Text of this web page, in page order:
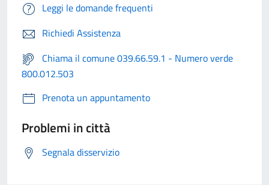
Leggi le domande frequenti
Richiedi Assistenza
Chiama il comune 039.66.59.1 - Numero verde
800.012.503
Prenota un appuntamento
Problemi in città
Segnala disservizio